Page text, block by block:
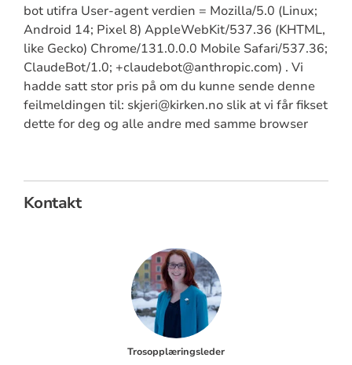
bot utifra User-agent verdien = Mozilla/5.0 (Linux;
Android 14; Pixel 8) AppleWebKit/537.36 (KHTML,
like Gecko) Chrome/131.0.0.0 Mobile Safari/537.36;
ClaudeBot/1.0; +claudebot@anthropic.com) . Vi
hadde satt stor pris på om du kunne sende denne
feilmeldingen til: skjeri@kirken.no slik at vi får fikset
dette for deg og alle andre med samme browser
Kontakt
Trosopplæringsleder